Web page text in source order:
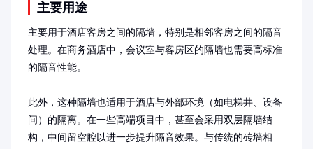
主要用途
主要用于酒店客房之间的隔墙，特别是相邻客房之间的隔音
处理。在商务酒店中，会议室与客房区的隔墙也需要高标准
的隔音性能。
此外，这种隔墙也适用于酒店与外部环境（如电梯井、设备
间）的隔离。在一些高端项目中，甚至会采用双层隔墙结
构，中间留空腔以进一步提升隔音效果。与传统的砖墙相